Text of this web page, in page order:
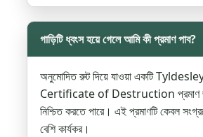
গাড়িটি ধ্বংস হয়ে গেলে আমি কী প্রমাণ পাব?
অনুমোদিত রুট দিয়ে যাওয়া একটি
Certificate of Destruction প্রমাণ
নিশ্চিত করতে পারে। এই প্রমাণটি কেবল
বেশি কার্যকর।